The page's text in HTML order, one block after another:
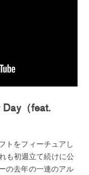
（feat.
トをフィーチュアし
も初週立て続けに公
の去年の一連のアル